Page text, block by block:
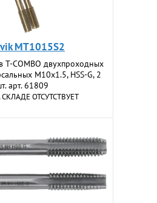
MT1015S2
T-COMBO двухпроходных
М10х1.5, HSS-G, 2
арт. 61809
ОТСУТСТВУЕТ